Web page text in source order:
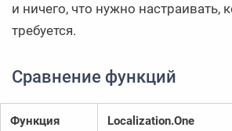
и ничего, что нужно настраивать,
требуется.
Сравнение функций
Функция Localization.One